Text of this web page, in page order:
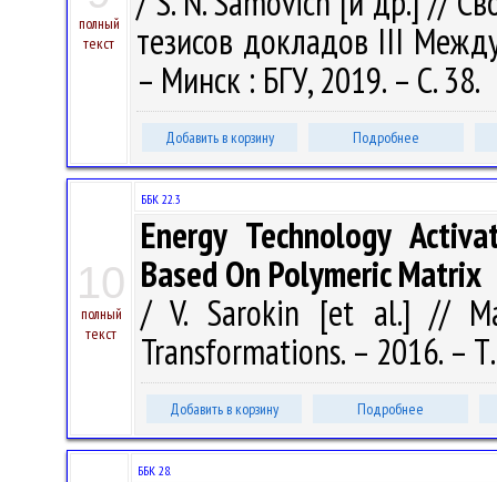
полный
текст
тезисов докладов III
– Минск : БГУ, 2019. – С. 38.
Добавить в корзину Подробнее
10
полный
текст
ББК 22.3
Energy Technology
Based On Polymeric Matrix
/ V. Sarokin [et al.] //
Transformations. – 2016. –
Добавить в корзину Подробнее
ББК 28.